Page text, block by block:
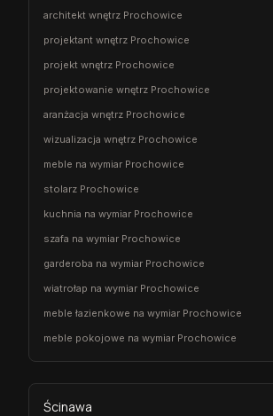
architekt wnętrz Prochowice
projektant wnętrz Prochowice
projekt wnętrz Prochowice
projektowanie wnętrz Prochowice
aranżacja wnętrz Prochowice
wizualizacja wnętrz Prochowice
meble na wymiar Prochowice
stolarz Prochowice
kuchnia na wymiar Prochowice
szafa na wymiar Prochowice
garderoba na wymiar Prochowice
wiatrołap na wymiar Prochowice
meble łazienkowe na wymiar Prochowice
meble pokojowe na wymiar Prochowice
Ścinawa